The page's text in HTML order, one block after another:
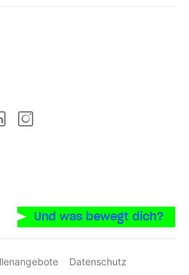
Linkedln
auf GooglePlay
Und was bewegt dich?
Datenschutz